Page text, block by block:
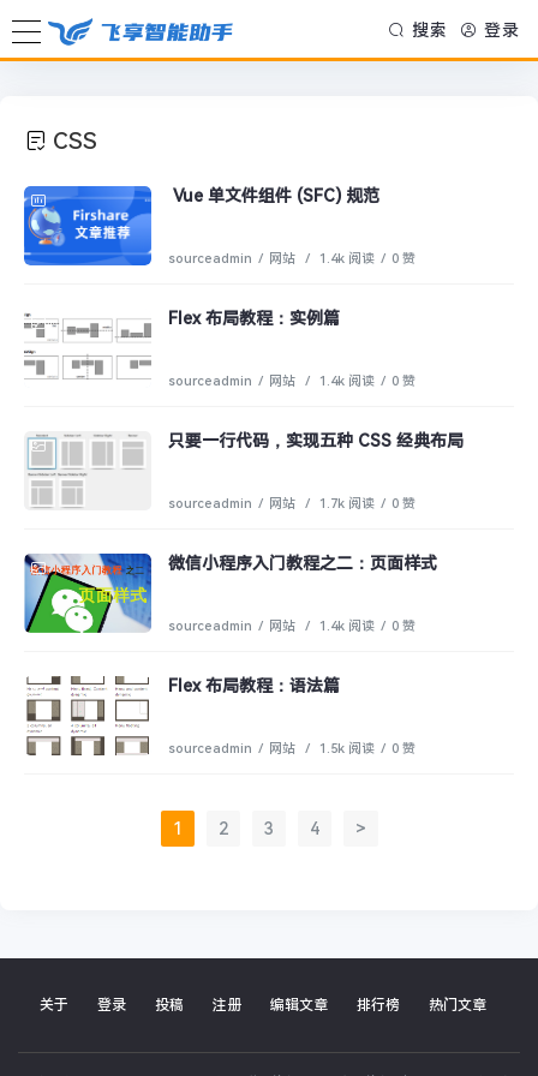
搜索 登录
CSS
Vue 单文件组件 (SFC) 规范
sourceadmin / 网站 / 1.4k 阅读 / 0 赞
Flex 布局教程：实例篇
sourceadmin / 网站 / 1.4k 阅读 / 0 赞
只要一行代码，实现五种 CSS 经典布局
sourceadmin / 网站 / 1.7k 阅读 / 0 赞
微信小程序入门教程之二：页面样式
sourceadmin / 网站 / 1.4k 阅读 / 0 赞
Flex 布局教程：语法篇
sourceadmin / 网站 / 1.5k 阅读 / 0 赞
1 2 3 4 >
关于 登录 投稿 注册 编辑文章 排行榜 热门文章